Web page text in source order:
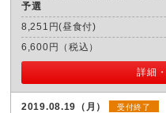
予選
8,251円(昼食付)
6,600円（税込）
詳細
2019.08.19（月） 受付終了